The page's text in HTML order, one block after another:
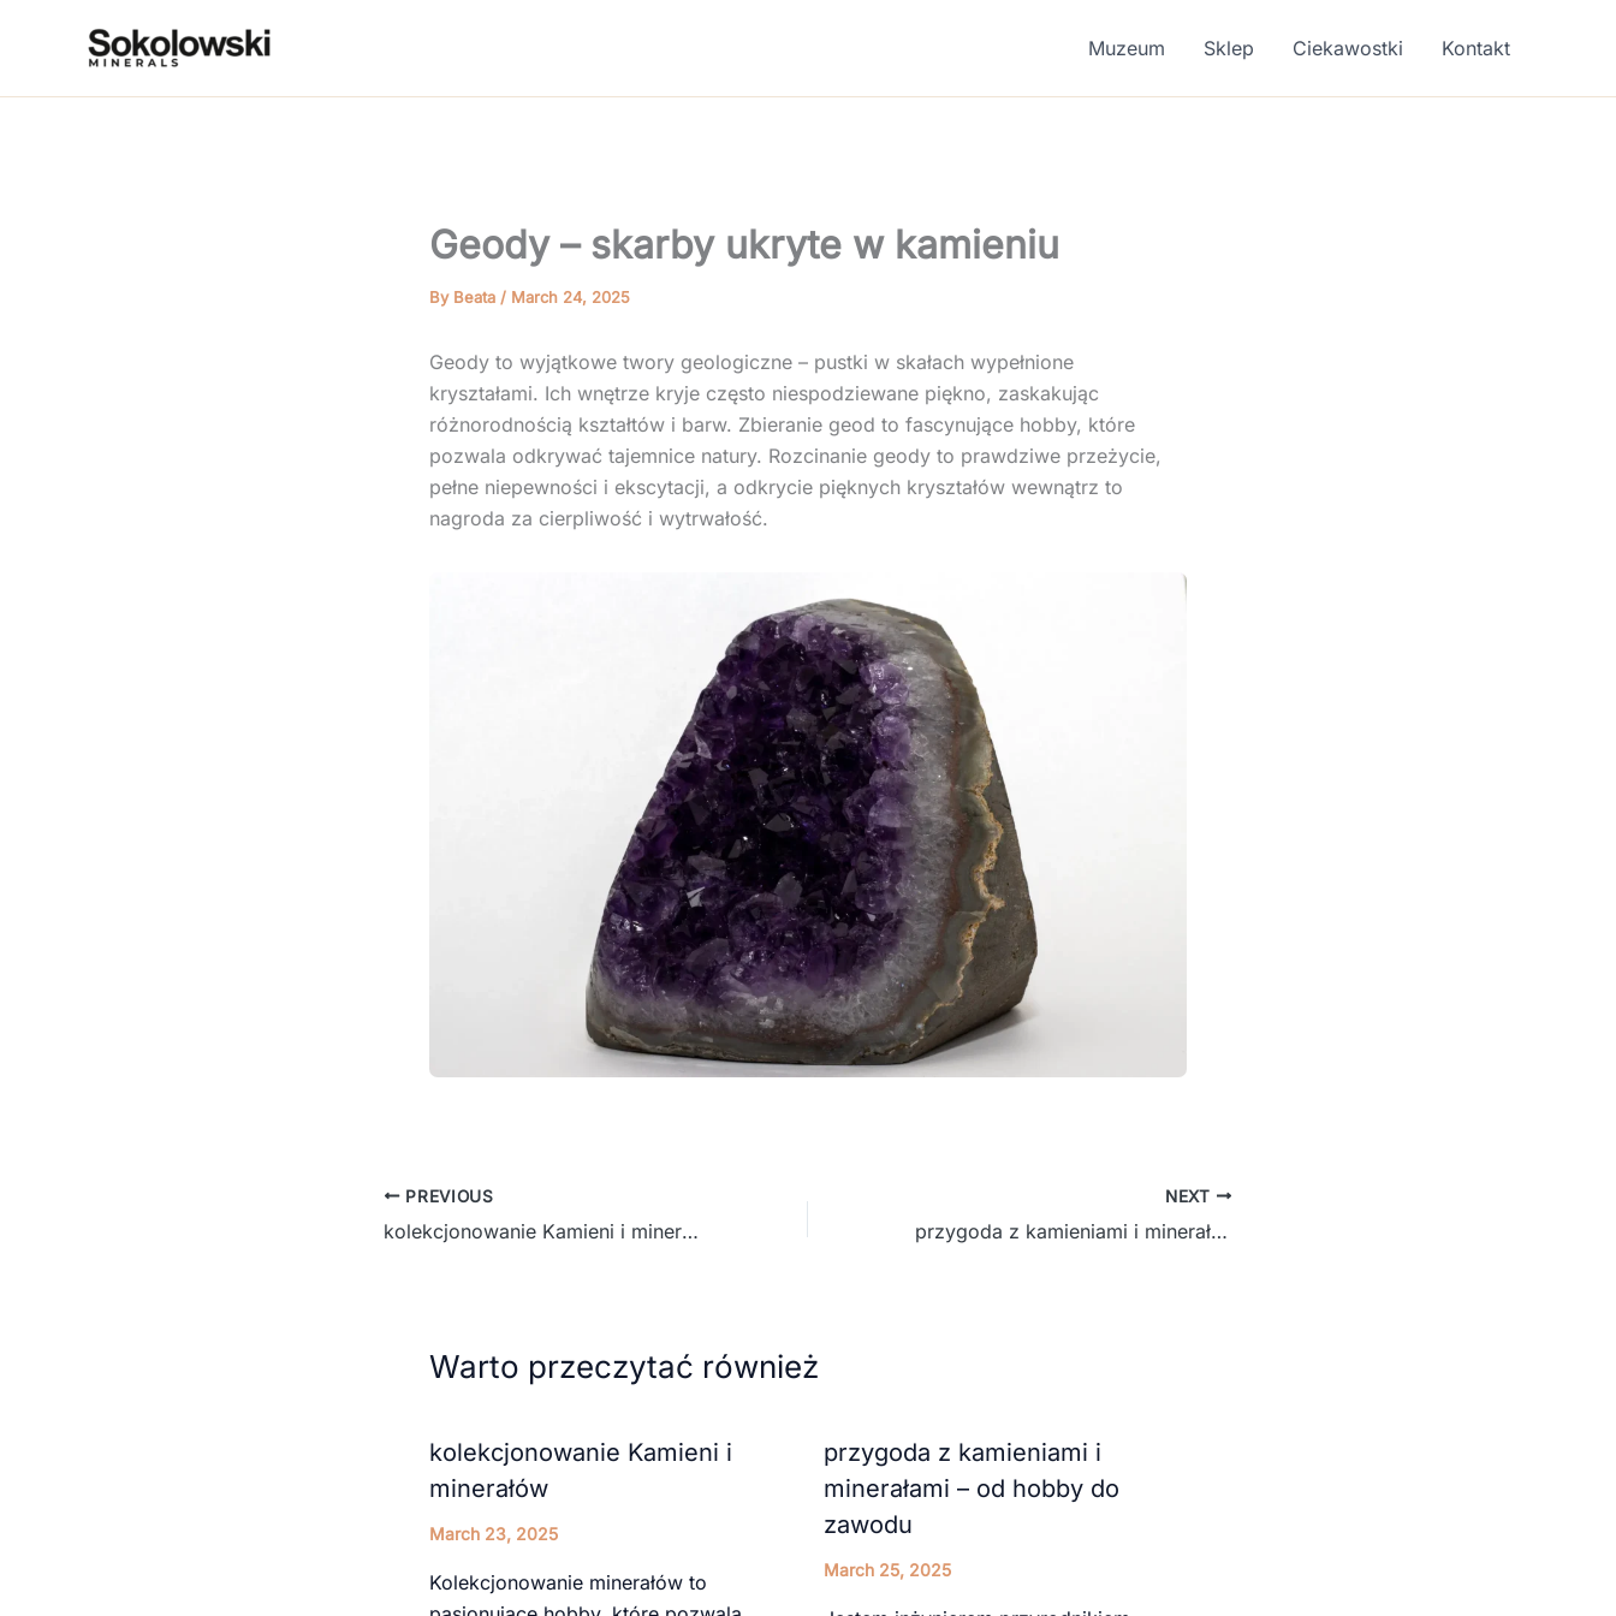
Muzeum Sklep Ciekawostki Kontakt
Geody – skarby ukryte w kamieniu
By Beata / March 24, 2025
Geody to wyjątkowe twory geologiczne – pustki w skałach wypełnione
kryształami. Ich wnętrze kryje często niespodziewane piękno, zaskakując
różnorodnością kształtów i barw. Zbieranie geod to fascynujące hobby, które
pozwala odkrywać tajemnice natury. Rozcinanie geody to prawdziwe przeżycie,
pełne niepewności i ekscytacji, a odkrycie pięknych kryształów wewnątrz to
nagroda za cierpliwość i wytrwałość.
PREVIOUS
kolekcjonowanie Kamieni i minerałów
NEXT
przygoda z kamieniami i minerałami – od hobby do zawodu
Warto przeczytać również
kolekcjonowanie Kamieni i
minerałów
March 23, 2025
Kolekcjonowanie minerałów to
przygoda z kamieniami i
minerałami – od hobby do
zawodu
March 25, 2025